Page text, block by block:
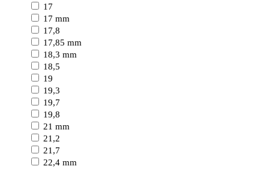
17
17 mm
17,8
17,85 mm
18,3 mm
18,5
19
19,3
19,7
19,8
21 mm
21,2
21,7
22,4 mm